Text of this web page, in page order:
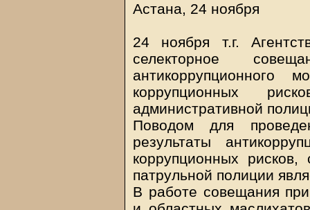
Астана, 24 ноября
24 ноября т.г.
селекторное
антикоррупционного
коррупционных
административной
Поводом для
результаты
коррупционных
патрульной полиции
В работе совещания